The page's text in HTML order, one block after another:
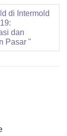
di Intermold
dan
Pasar "